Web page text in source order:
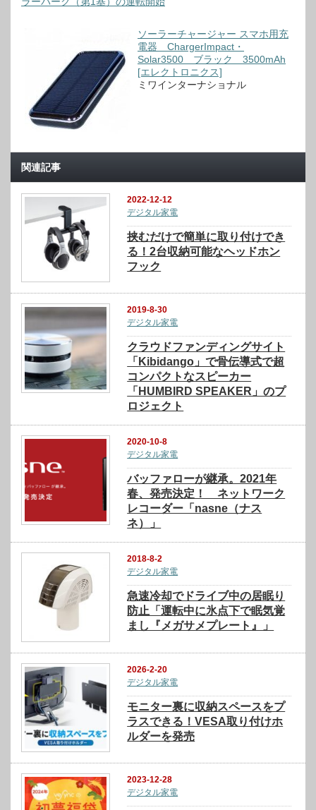
ソーラーチャージャー スマホ用充
電器 ChargerImpact・
Solar3500 ブラック 3500mAh
[エレクトロニクス]
ミワインターナショナル
関連記事
2022-12-12
デジタル家電
挟むだけで簡単に取り付けでき
る！2台収納可能なヘッドホン
フック
2019-8-30
デジタル家電
クラウドファンディングサイト
「Kibidango」で骨伝導式で超
コンパクトなスピーカー
「HUMBIRD SPEAKER」のプ
ロジェクト
2020-10-8
デジタル家電
バッファローが継承。2021年
春、発売決定！ ネットワーク
レコーダー「nasne（ナス
ネ）」
2018-8-2
デジタル家電
急速冷却でドライブ中の居眠り
防止「運転中に氷点下で眠気覚
まし『メガサメプレート』」
2026-2-20
デジタル家電
モニター裏に収納スペースをプ
ラスできる！VESA取り付けホ
ルダーを発売
2023-12-28
デジタル家電